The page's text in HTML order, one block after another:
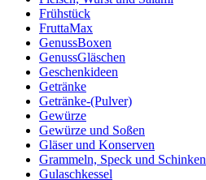
Frühstück
FruttaMax
GenussBoxen
GenussGläschen
Geschenkideen
Getränke
Getränke-(Pulver)
Gewürze
Gewürze und Soßen
Gläser und Konserven
Grammeln, Speck und Schinken
Gulaschkessel